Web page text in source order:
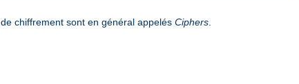
chiffrement sont en général appelés Ciphers